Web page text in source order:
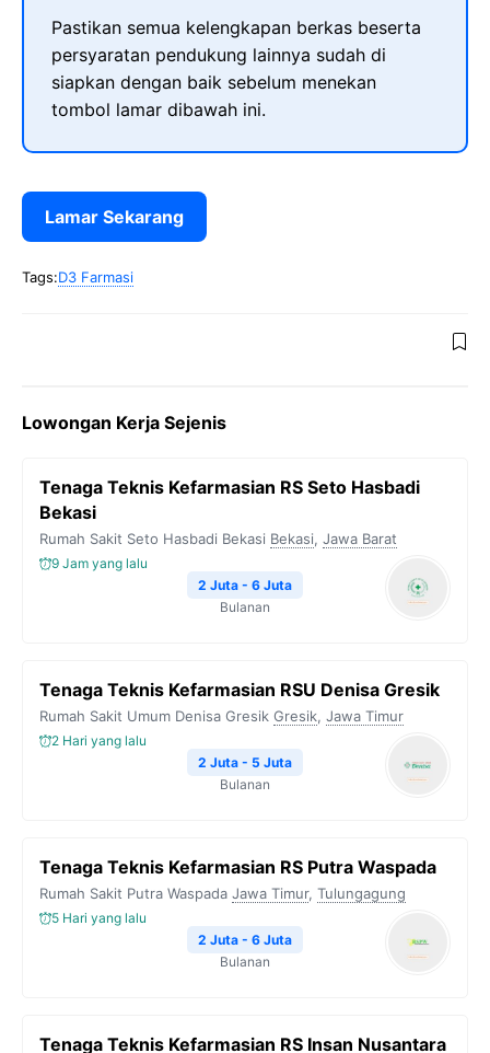
Pastikan semua kelengkapan berkas beserta
persyaratan pendukung lainnya sudah di
siapkan dengan baik sebelum menekan
tombol lamar dibawah ini.
Lamar Sekarang
Tags:D3 Farmasi
Lowongan Kerja Sejenis
Tenaga Teknis Kefarmasian RS Seto Hasbadi
Bekasi
Rumah Sakit Seto Hasbadi Bekasi Bekasi, Jawa Barat
9 Jam yang lalu
2 Juta - 6 Juta
Bulanan
Tenaga Teknis Kefarmasian RSU Denisa Gresik
Rumah Sakit Umum Denisa Gresik Gresik, Jawa Timur
2 Hari yang lalu
2 Juta - 5 Juta
Bulanan
Tenaga Teknis Kefarmasian RS Putra Waspada
Rumah Sakit Putra Waspada Jawa Timur, Tulungagung
5 Hari yang lalu
2 Juta - 6 Juta
Bulanan
Tenaga Teknis Kefarmasian RS Insan Nusantara